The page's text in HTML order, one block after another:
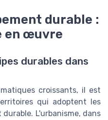
durable :
en œuvre
durables dans
croissants, il est
qui adoptent les
L'urbanisme, dans